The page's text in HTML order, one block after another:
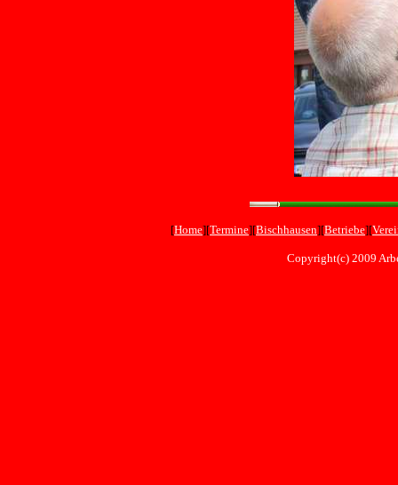
[Home][Termine][Bischhausen][Betriebe][
Copyright(c) 2009